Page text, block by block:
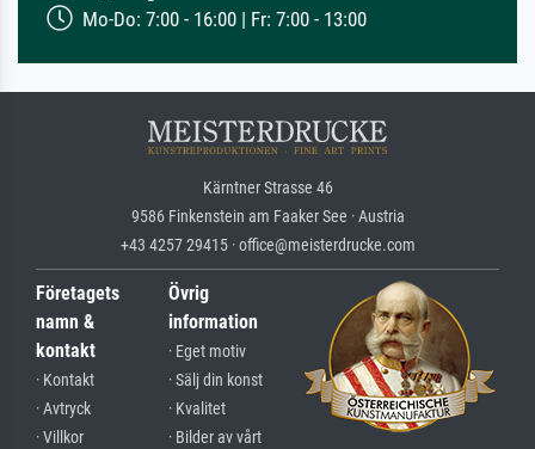
Mo-Do: 7:00 - 16:00 | Fr: 7:00 - 13:00
Kärntner Strasse 46
9586 Finkenstein am Faaker See · Austria
+43 4257 29415 · office@meisterdrucke.com
Företagets
namn &
kontakt
· Kontakt
· Avtryck
· Villkor
Övrig
information
· Eget motiv
· Sälj din konst
· Kvalitet
· Bilder av vårt